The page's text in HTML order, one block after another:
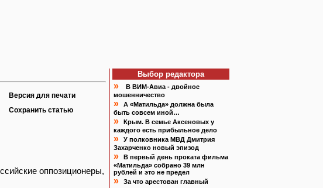
Версия для печати
Сохранить статью
оппозиционеры,
Выбор редактора
»
В ВИМ-Авиа - двойное
мошенничество
»
А «Матильда» должна была
быть совсем иной…
»
Крым. В семье Аксеновых у
каждого есть прибыльное дело
»
У полковника МВД Дмитрия
Захарченко новый эпизод
»
В первый день проката фильма
«Матильда» собрано 39 млн
рублей и это не предел
»
За что арестован главный